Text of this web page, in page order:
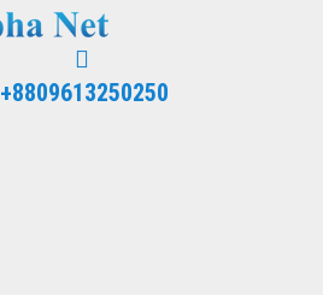
+8809613250250